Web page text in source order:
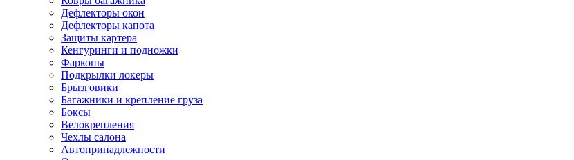
Дефлекторы окон
Дефлекторы капота
Защиты картера
Кенгуринги и подножки
Фаркопы
Подкрылки локеры
Брызговики
Багажники и крепление груза
Боксы
Велокрепления
Чехлы салона
Автопринадлежности